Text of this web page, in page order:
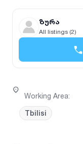
ზურა
All listings (2)
Working Area:
Tbilisi